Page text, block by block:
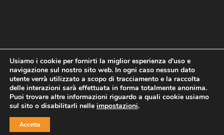
Home Statuto e bilancio
Contatti
Privacy
Cookie Child Protection Policy
Copyright © 2021 AddioPizzo | Tutti i diritti riservati | Sede
Usiamo i cookie per fornirti la miglior esperienza d'uso e
navigazione sul nostro sito web. In ogni caso nessun dato
utente verrà utilizzato a scopo di tracciamento e la raccolta
delle interazioni sarà effettuata in forma totalmente anonima.
Puoi trovare altre informazioni riguardo a quali cookie usiamo
sul sito o disabilitarli nelle impostazioni.
Accetta